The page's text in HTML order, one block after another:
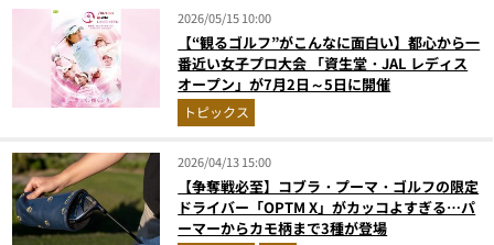
2026/05/15 10:00
【“観るゴルフ”がこんなに面白い】都心から一
番近い女子プロ大会 「資生堂・JAL レディス
オープン」が7月2日～5日に開催
トピックス
2026/04/13 15:00
【争奪戦必至】コブラ・プーマ・ゴルフの限定
ドライバー「OPTM X」がカッコよすぎる…パ
ーマーからカモ柄まで3種が登場